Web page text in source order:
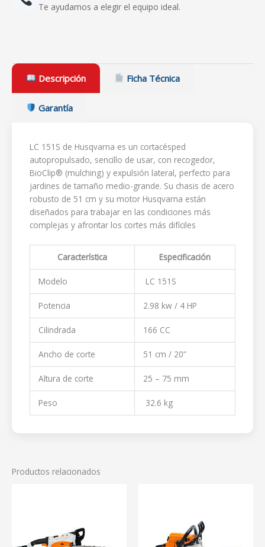
Te ayudamos a elegir el equipo ideal.
Descripción Ficha Técnica
Garantía
LC 151S de Husqvarna es un cortacésped
autopropulsado, sencillo de usar, con recogedor,
BioClip® (mulching) y expulsión lateral, perfecto para
jardines de tamaño medio-grande. Su chasis de acero
robusto de 51 cm y su motor Husqvarna están
diseñados para trabajar en las condiciones más
complejas y afrontar los cortes más difíciles
Característica Especificación
Modelo LC 151S
Potencia 2.98 kw / 4 HP
Cilindrada 166 CC
Ancho de corte 51 cm / 20”
Altura de corte 25 – 75 mm
Peso 32.6 kg
Productos relacionados